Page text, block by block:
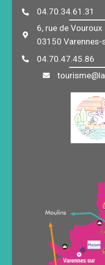
04.70.34.61.31
6, rue de Vouroux
03150 Varennes-
04.70.47.45.86